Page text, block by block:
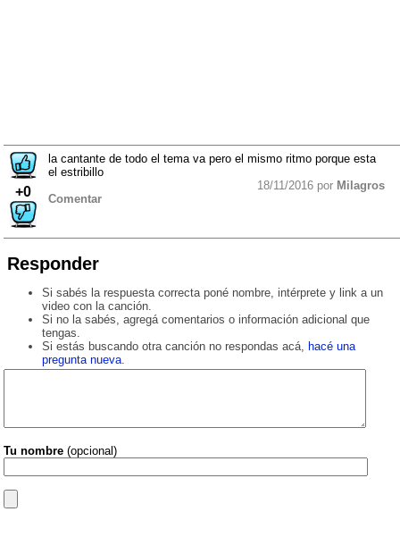
+0
la cantante de todo el tema va pero el mismo ritmo porque esta
el estribillo
18/11/2016 por Milagros
Comentar
Responder
Si sabés la respuesta correcta poné nombre, intérprete y link a un
video con la canción.
Si no la sabés, agregá comentarios o información adicional que
tengas.
Si estás buscando otra canción no respondas acá, hacé una
pregunta nueva.
Tu nombre (opcional)